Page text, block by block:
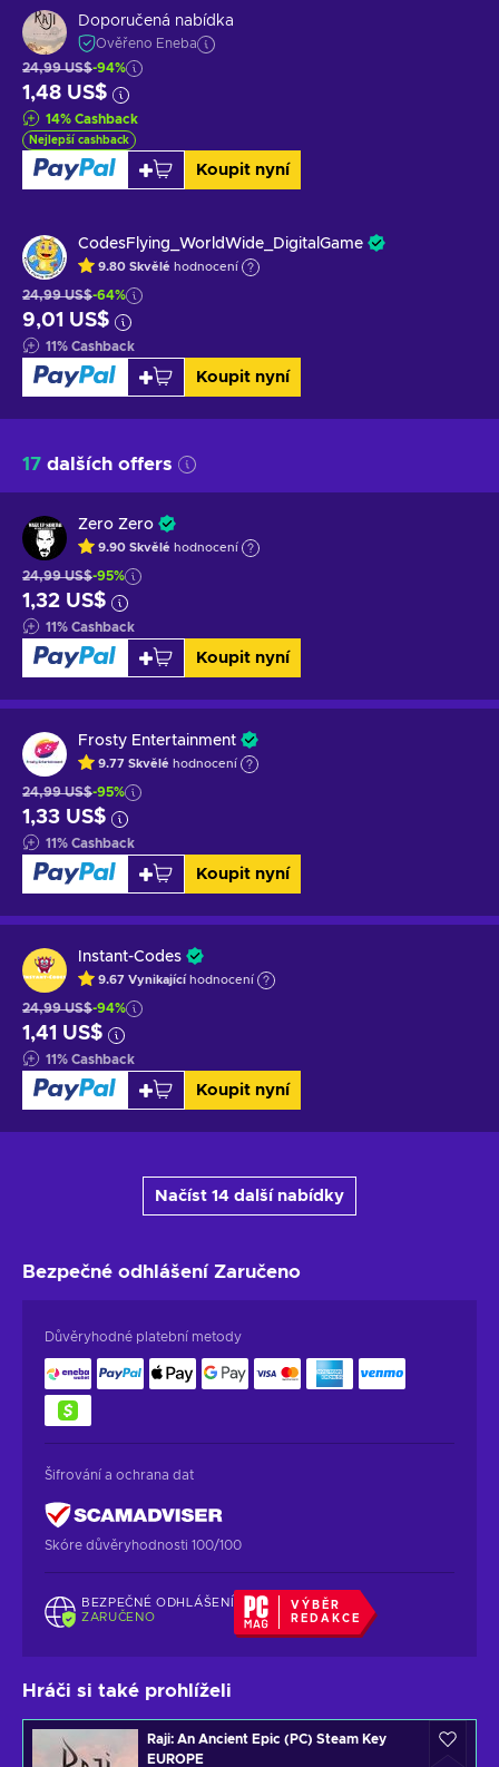
Doporučená nabídka
Ověřeno Eneba
24,99 US$-94%
1,48 US$
14% Cashback
Nejlepší cashback
Koupit nyní
CodesFlying_WorldWide_DigitalGame
9.80 Skvělé hodnocení
24,99 US$-64%
9,01 US$
11% Cashback
Koupit nyní
17 dalších offers
Zero Zero
9.90 Skvělé hodnocení
24,99 US$-95%
1,32 US$
11% Cashback
Koupit nyní
Frosty Entertainment
9.77 Skvělé hodnocení
24,99 US$-95%
1,33 US$
11% Cashback
Koupit nyní
Instant-Codes
9.67 Vynikající hodnocení
24,99 US$-94%
1,41 US$
11% Cashback
Koupit nyní
Načíst 14 další nabídky
Bezpečné odhlášení Zaručeno
Důvěryhodné platební metody
Šifrování a ochrana dat
Skóre důvěryhodnosti 100/100
BEZPEČNÉ ODHLÁŠENÍ
ZARUČENO
VÝBĚR
REDAKCE
Hráči si také prohlíželi
Raji: An Ancient Epic (PC) Steam Key
EUROPE